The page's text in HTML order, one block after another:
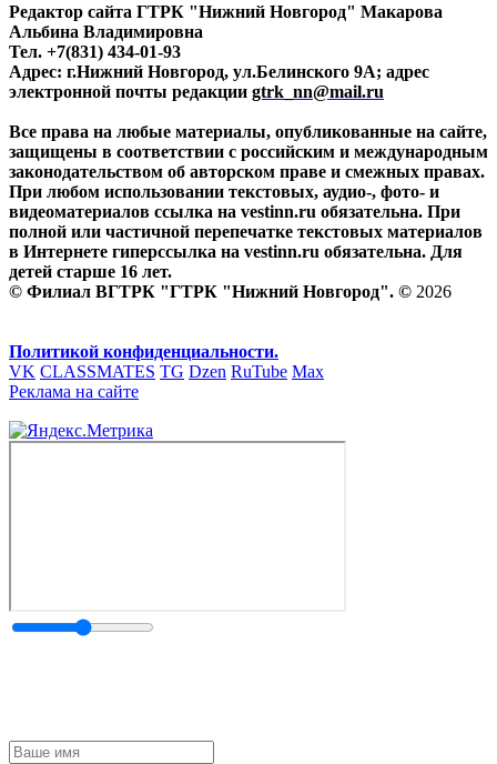
Редактор сайта ГТРК "Нижний Новгород" Макарова
Альбина Владимировна
Тел. +7(831) 434-01-93
Адрес: г.Нижний Новгород, ул.Белинского 9А; адрес
электронной почты редакции gtrk_nn@mail.ru
Все права на любые материалы, опубликованные на сайте,
защищены в соответствии с российским и международным
законодательством об авторском праве и смежных правах.
При любом использовании текстовых, аудио-, фото- и
видеоматериалов ссылка на vestinn.ru обязательна. При
полной или частичной перепечатке текстовых материалов
в Интернете гиперссылка на vestinn.ru обязательна. Для
детей старше 16 лет.
© Филиал ВГТРК "ГТРК "Нижний Новгород". © 2026
Политикой конфиденциальности.
VK CLASSMATES TG Dzen RuTube Max
Реклама на сайте